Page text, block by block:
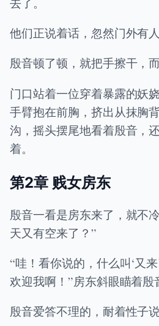
他们正说着话，忽然门外有人
殷音顿了顿，就把手擦干，而
门口站着一位穿着暴露的妖
手臂抱在前胸，挤出从抹胸
沟，摇头摆尾地看着殷音，
着。
第2章 贱女房东
殷音一看是房东来了，就不
天又有空来了？”
“哇！看你说的，什么叫‘又
欢迎我啊！”房东斜眼瞄着殷
殷音爱答不理的，耐着性子